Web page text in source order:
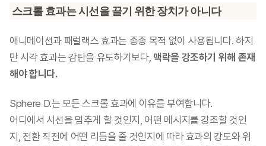
스크롤 효과는 시선을 끌기 위한 장치가 아니다
애니메이션과 패럴랙스 효과는 종종 목적 없이 사용됩니다. 하지
만 시각 효과는 감탄을 유도하기보다, 맥락을 강조하기 위해 존재
해야 합니다.
Sphere D.는 모든 스크롤 효과에 이유를 부여합니다.
어디에서 시선을 멈추게 할 것인지, 어떤 메시지를 강조할 것인
지, 전환 직전에 어떤 리듬을 줄 것인지에 따라 효과의 강도와 위